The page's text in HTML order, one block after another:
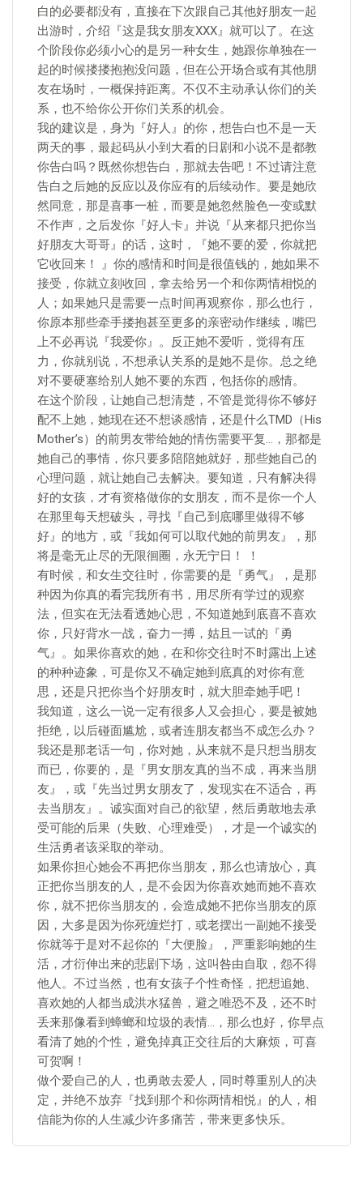
白的必要都没有，直接在下次跟自己其他好朋友一起
出游时，介绍『这是我女朋友XXX』就可以了。在这
个阶段你必须小心的是另一种女生，她跟你单独在一
起的时候搂搂抱抱没问题，但在公开场合或有其他朋
友在场时，一概保持距离。不仅不主动承认你们的关
系，也不给你公开你们关系的机会。
我的建议是，身为『好人』的你，想告白也不是一天
两天的事，最起码从小到大看的日剧和小说不是都教
你告白吗？既然你想告白，那就去告吧！不过请注意
告白之后她的反应以及你应有的后续动作。要是她欣
然同意，那是喜事一桩，而要是她忽然脸色一变或默
不作声，之后发你『好人卡』并说『从来都只把你当
好朋友大哥哥』的话，这时，『她不要的爱，你就把
它收回来！ 』你的感情和时间是很值钱的，她如果不
接受，你就立刻收回，拿去给另一个和你两情相悦的
人；如果她只是需要一点时间再观察你，那么也行，
你原本那些牵手搂抱甚至更多的亲密动作继续，嘴巴
上不必再说『我爱你』。反正她不爱听，觉得有压
力，你就别说，不想承认关系的是她不是你。总之绝
对不要硬塞给别人她不要的东西，包括你的感情。
在这个阶段，让她自己想清楚，不管是觉得你不够好
配不上她，她现在还不想谈感情，还是什么TMD（His
Mother’s）的前男友带给她的情伤需要平复…，那都是
她自己的事情，你只要多陪陪她就好，那些她自己的
心理问题，就让她自己去解决。要知道，只有解决得
好的女孩，才有资格做你的女朋友，而不是你一个人
在那里每天想破头，寻找『自己到底哪里做得不够
好』的地方，或『我如何可以取代她的前男友』，那
将是毫无止尽的无限徊圈，永无宁日！ ！
有时候，和女生交往时，你需要的是『勇气』，是那
种因为你真的看完我所有书，用尽所有学过的观察
法，但实在无法看透她心思，不知道她到底喜不喜欢
你，只好背水一战，奋力一搏，姑且一试的『勇
气』。如果你喜欢的她，在和你交往时不时露出上述
的种种迹象，可是你又不确定她到底真的对你有意
思，还是只把你当个好朋友时，就大胆牵她手吧！
我知道，这么一说一定有很多人又会担心，要是被她
拒绝，以后碰面尴尬，或者连朋友都当不成怎么办？
我还是那老话一句，你对她，从来就不是只想当朋友
而已，你要的，是『男女朋友真的当不成，再来当朋
友』，或『先当过男女朋友了，发现实在不适合，再
去当朋友』。诚实面对自己的欲望，然后勇敢地去承
受可能的后果（失败、心理难受），才是一个诚实的
生活勇者该采取的举动。
如果你担心她会不再把你当朋友，那么也请放心，真
正把你当朋友的人，是不会因为你喜欢她而她不喜欢
你，就不把你当朋友的，会造成她不把你当朋友的原
因，大多是因为你死缠烂打，或老摆出一副她不接受
你就等于是对不起你的『大便脸』，严重影响她的生
活，才衍伸出来的悲剧下场，这叫咎由自取，怨不得
他人。不过当然，也有女孩子个性奇怪，把想追她、
喜欢她的人都当成洪水猛兽，避之唯恐不及，还不时
丢来那像看到蟑螂和垃圾的表情…，那么也好，你早点
看清了她的个性，避免掉真正交往后的大麻烦，可喜
可贺啊！
做个爱自己的人，也勇敢去爱人，同时尊重别人的决
定，并绝不放弃『找到那个和你两情相悦』的人，相
信能为你的人生减少许多痛苦，带来更多快乐。